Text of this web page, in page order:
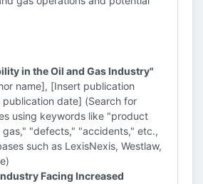
in the Oil and Gas Industry"
name], [Insert publication
publication date] (Search for
using keywords like "product
gas," "defects," "accidents," etc.,
such as LexisNexis, Westlaw,
Facing Increased